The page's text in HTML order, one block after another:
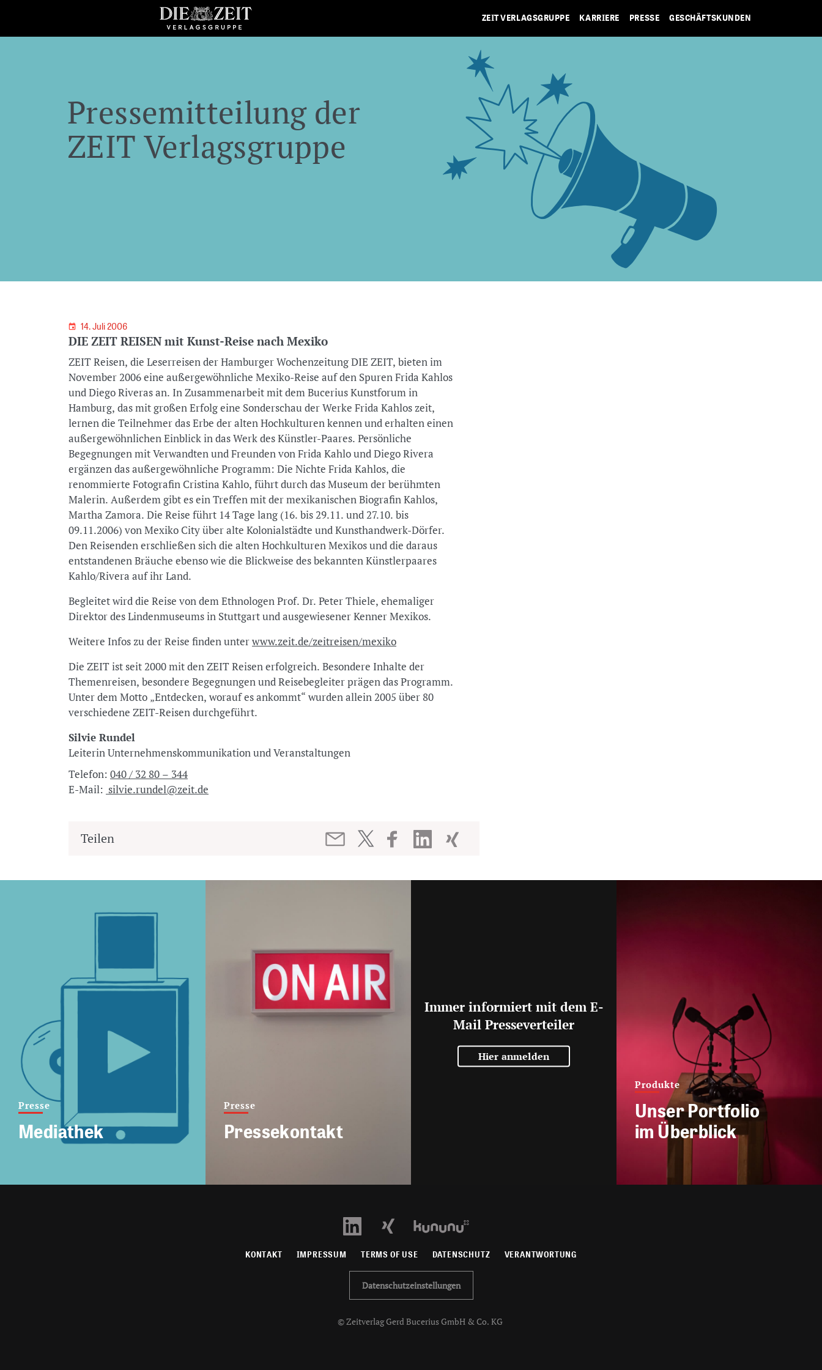
ZEIT VERLAGSGRUPPE KARRIERE PRESSE GESCHÄFTSKUNDEN
Pressemitteilung der
ZEIT Verlagsgruppe
14. Juli 2006
DIE ZEIT REISEN mit Kunst-Reise nach Mexiko
ZEIT Reisen, die Leserreisen der Hamburger Wochenzeitung DIE ZEIT, bieten im
November 2006 eine außergewöhnliche Mexiko-Reise auf den Spuren Frida Kahlos
und Diego Riveras an. In Zusammenarbeit mit dem Bucerius Kunstforum in
Hamburg, das mit großen Erfolg eine Sonderschau der Werke Frida Kahlos zeit,
lernen die Teilnehmer das Erbe der alten Hochkulturen kennen und erhalten einen
außergewöhnlichen Einblick in das Werk des Künstler-Paares. Persönliche
Begegnungen mit Verwandten und Freunden von Frida Kahlo und Diego Rivera
ergänzen das außergewöhnliche Programm: Die Nichte Frida Kahlos, die
renommierte Fotografin Cristina Kahlo, führt durch das Museum der berühmten
Malerin. Außerdem gibt es ein Treffen mit der mexikanischen Biografin Kahlos,
Martha Zamora. Die Reise führt 14 Tage lang (16. bis 29.11. und 27.10. bis
09.11.2006) von Mexiko City über alte Kolonialstädte und Kunsthandwerk-Dörfer.
Den Reisenden erschließen sich die alten Hochkulturen Mexikos und die daraus
entstandenen Bräuche ebenso wie die Blickweise des bekannten Künstlerpaares
Kahlo/Rivera auf ihr Land.
Begleitet wird die Reise von dem Ethnologen Prof. Dr. Peter Thiele, ehemaliger
Direktor des Lindenmuseums in Stuttgart und ausgewiesener Kenner Mexikos.
Weitere Infos zu der Reise finden unterwww.zeit.de/zeitreisen/mexiko
Die ZEIT ist seit 2000 mit den ZEIT Reisen erfolgreich. Besondere Inhalte der
Themenreisen, besondere Begegnungen und Reisebegleiter prägen das Programm.
Unter dem Motto „Entdecken, worauf es ankommt“ wurden allein 2005 über 80
verschiedene ZEIT-Reisen durchgeführt.
Silvie Rundel
Leiterin Unternehmenskommunikation und Veranstaltungen
Telefon: 040 / 32 80 – 344
E-Mail: silvie.rundel@zeit.de
Teilen
Presse
Mediathek
Presse
Pressekontakt
Immer informiert mit dem E-
Mail Presseverteiler
Hier anmelden
Produkte
Unser Portfolio
im Überblick
KONTAKT IMPRESSUM TERMS OF USE DATENSCHUTZ VERANTWORTUNG
Datenschutzeinstellungen
© Zeitverlag Gerd Bucerius GmbH & Co. KG